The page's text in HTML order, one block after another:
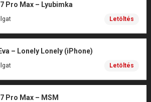
Pro Max – Lyubimka
Letöltés
– Lonely Lonely (iPhone)
Letöltés
Pro Max – MSM